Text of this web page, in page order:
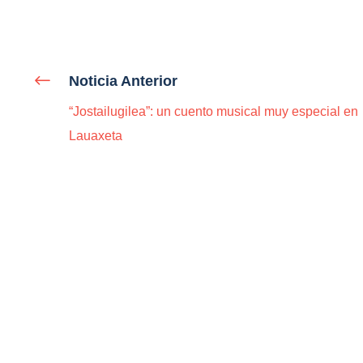
Noticia Anterior
“Jostailugilea”: un cuento musical muy especial en
Lauaxeta